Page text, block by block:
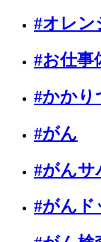
#オレン
#お仕事
#かかり
#がん
#がんサ
#がんド